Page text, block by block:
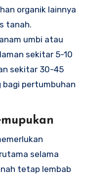
organik lainnya
tanah.
umbi atau
sekitar 5-10
sekitar 30-45
bagi pertumbuhan
selama
tetap lembab